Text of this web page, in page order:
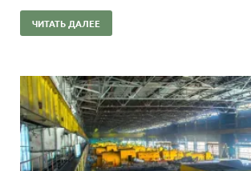
ЧИТАТЬ ДАЛЕЕ